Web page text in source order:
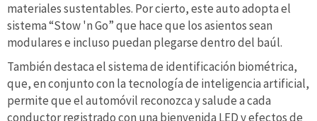
materiales sustentables. Por cierto, este auto adopta el
sistema “Stow 'n Go” que hace que los asientos sean
modulares e incluso puedan plegarse dentro del baúl.
También destaca el sistema de identificación biométrica,
que, en conjunto con la tecnología de inteligencia artificial,
permite que el automóvil reconozca y salude a cada
conductor registrado con una bienvenida LED y efectos de